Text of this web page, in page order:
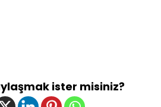
ister misiniz?